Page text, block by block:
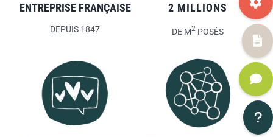
ENTREPRISE FRANÇAISE
DEPUIS 1847
2 MILLIONS
DE M2 POSÉS